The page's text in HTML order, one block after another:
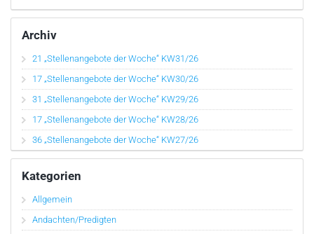
Archiv
21 „Stellenangebote der Woche“ KW31/26
17 „Stellenangebote der Woche“ KW30/26
31 „Stellenangebote der Woche“ KW29/26
17 „Stellenangebote der Woche“ KW28/26
36 „Stellenangebote der Woche“ KW27/26
Kategorien
Allgemein
Andachten/Predigten